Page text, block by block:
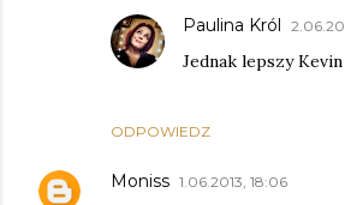
ODPOWIEDZ
Paulina Król
Jednak lepszy
Moniss 1.06.2013, 18:06